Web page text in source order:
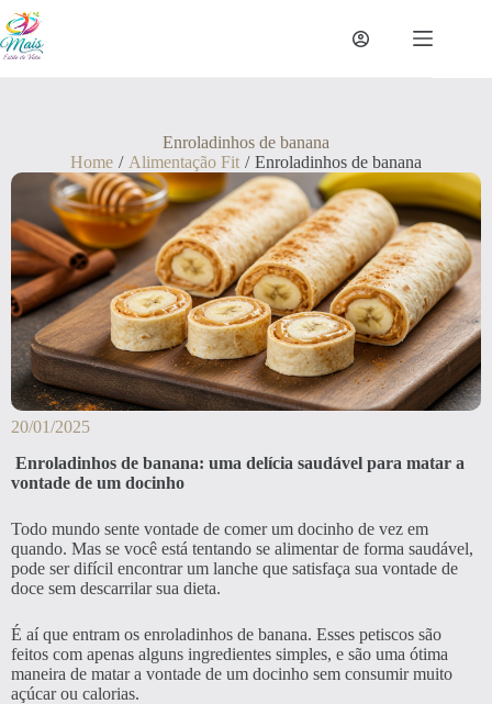
Enroladinhos de banana
Home / Alimentação Fit / Enroladinhos de banana
20/01/2025
Enroladinhos de banana: uma delícia saudável para matar a
vontade de um docinho
Todo mundo sente vontade de comer um docinho de vez em
quando. Mas se você está tentando se alimentar de forma saudável,
pode ser difícil encontrar um lanche que satisfaça sua vontade de
doce sem descarrilar sua dieta.
É aí que entram os enroladinhos de banana. Esses petiscos são
feitos com apenas alguns ingredientes simples, e são uma ótima
maneira de matar a vontade de um docinho sem consumir muito
açúcar ou calorias.